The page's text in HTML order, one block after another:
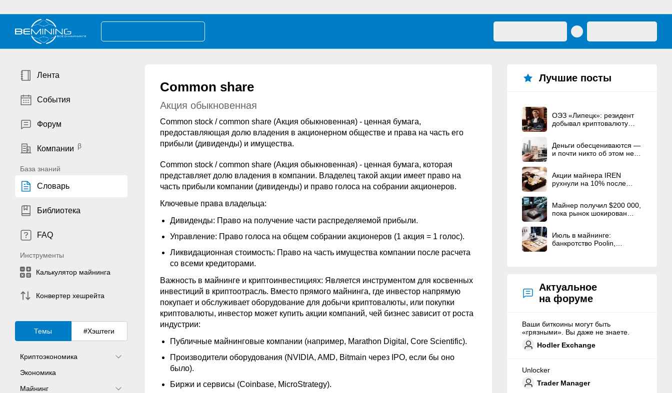
Лента
События
Форум
Компании
База знаний
Словарь
Библиотека
FAQ
Инструменты
Калькулятор майнинга
Конвертер хешрейта
Темы #Хэштеги
Криптоэкономика
Экономика
Майнинг
Common share
Акция обыкновенная
Common stock / common share (Акция обыкновенная) - ценная бумага,
предоставляющая долю владения в акционерном обществе и права на часть его
прибыли (дивиденды) и имущества.
Common stock / common share (Акция обыкновенная) - ценная бумага, которая
представляет долю владения в компании. Владелец такой акции имеет право на
часть прибыли компании (дивиденды) и право голоса на собрании акционеров.
Ключевые права владельца:
Дивиденды: Право на получение части распределяемой прибыли.
Управление: Право голоса на общем собрании акционеров (1 акция = 1 голос).
Ликвидационная стоимость: Право на часть имущества компании после расчета
со всеми кредиторами.
Важность в майнинге и криптоинвестициях: Является инструментом для косвенных
инвестиций в криптоотрасль. Вместо прямого майнинга, где инвестор напрямую
покупает и обслуживает оборудование для добычи криптовалюты, или покупки
криптовалюты, инвестор может купить акции компаний, чей бизнес зависит от роста
индустрии:
Публичные майнинговые компании (например, Marathon Digital, Core Scientific).
Производители оборудования (NVIDIA, AMD, Bitmain через IPO, если бы оно
было).
Биржи и сервисы (Coinbase, MicroStrategy).
Лучшие посты
ОЭЗ «Липецк»: резидент
добывал криптовалюту
Деньги обесцениваются —
и почти никто об этом не
Акции майнера IREN
рухнули на 10% после
основателям
Майнер получил $200 000,
пока рынок шокирован
Июль в майнинге:
банкротство Poolin,
Актуальное
на форуме
Ваши биткоины могут быть
«грязными». Вы даже не знаете.
Hodler Exchange
Unlocker
Trader Manager